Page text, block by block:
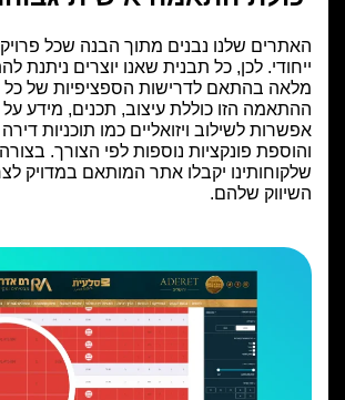
אפליקציות ווב
האתרים שלנו נבנים מתוך הבנה שכל
ייחודי. לכן, כל תבנית שאנו יוצרים ניתנת
מלאה בהתאם לדרישות הספציפיות של כל
ההתאמה הזו כוללת עיצוב, תכנים, מידע על
אפשרות לשילוב ויזואליים כמו תוכניות
והוספת פונקציות נוספות לפי הצורך.
שלקוחותינו יקבלו אתר המותאם במדויק
השיווק שלהם.